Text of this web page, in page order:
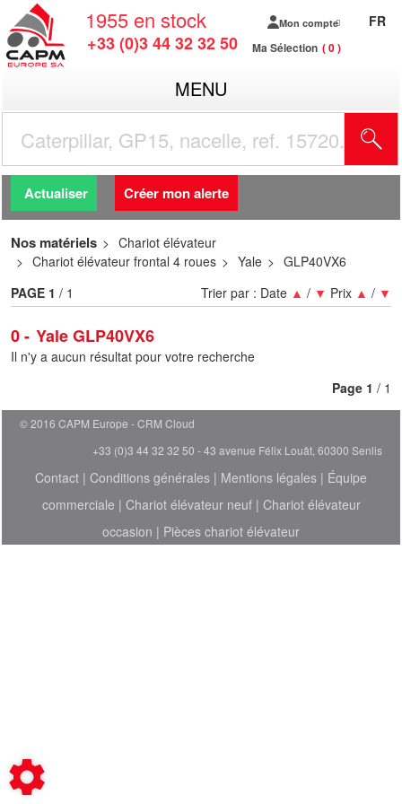
1955 en stock
+33 (0)3 44 32 32 50
Mon compte
Ma Sélection 0
FR
MENU
Actualiser Créer mon alerte
Nos matériels
Chariot élévateur
Chariot élévateur frontal 4 roues
Yale GLP40VX6
0 Yale GLP40VX6
Trier par : Date ▲ / ▼ Prix ▲ / ▼
PAGE 1 / 1
Il n'y a aucun résultat pour votre recherche
Page 1 / 1
© 2016 CAPM Europe
CRM Cloud
+33 (0)3 44 32 32 50 - 43 avenue Félix Louât, 60300 Senlis
Contact | Conditions générales | Mentions légales | Équipe
commerciale | Chariot élévateur neuf| Chariot élévateur
occasion | Pièces chariot élévateur